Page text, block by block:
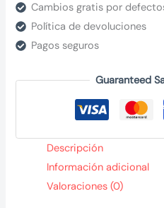
Cambios gratis por
Política de devoluciones
Pagos seguros
Guaranteed
Descripción
Información adicional
Valoraciones (0)